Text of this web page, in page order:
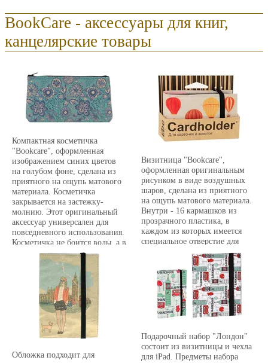
BookCare - аксессуары для книг,
канцелярские товары
Компактная косметичка
"Bookcare", оформленная
изображением синих цветов
на голубом фоне, сделана из
приятного на ощупь матового
материала. Косметичка
закрывается на застежку-
молнию. Этот оригинальный
аксессуар универсален для
повседневного использования.
Косметичка не боится воды, а в
случае загрязнения ее можно
постирать в стиральной
Визитница "Bookcare",
оформленная оригинальным
рисунком в виде воздушных
шаров, сделана из приятного
на ощупь матового материала.
Внутри - 16 кармашков из
прозрачного пластика, в
каждом из которых имеется
специальное отверстие для
пальца, с помощью которого
легче достать визитку.
Обложка подходит для
Подарочный набор "Лондон"
состоит из визитницы и чехла
для iPad. Предметы набора